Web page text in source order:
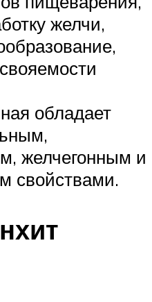
желчи,
обладает
желчегонным и
свойствами.